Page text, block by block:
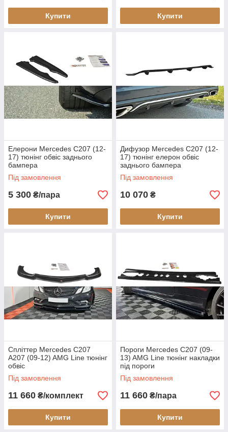
Купити Купити
Елерони Mercedes C207 (12-
17) тюнінг обвіс заднього
бампера
Під замовлення
5 300 ₴/пара
Купити
Дифузор Mercedes C207 (12-
17) тюнінг елерон обвіс
заднього бампера
Під замовлення
10 070 ₴
Купити
Спліттер Mercedes C207
A207 (09-12) AMG Line тюнінг
обвіс
Під замовлення
11 660 ₴/комплект
Купити
Пороги Mercedes C207 (09-
13) AMG Line тюнінг накладки
під пороги
Під замовлення
11 660 ₴/пара
Купити